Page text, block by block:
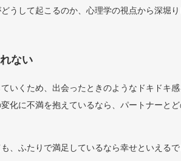
うして起こるのか、心理学の視点から深堀り
ない
いくため、出会ったときのようなドキドキ
化に不満を抱えているなら、パートナーと
、ふたりで満足しているなら幸せといえるで